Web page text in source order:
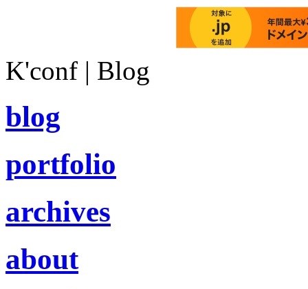
K'conf | Blog
blog
portfolio
archives
about